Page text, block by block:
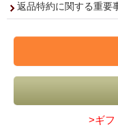
返品特約に関する重要
>ギフ